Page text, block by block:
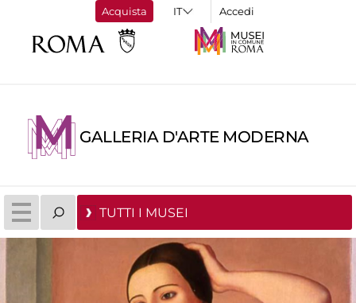
Acquista Accedi
GALLERIA D'ARTE MODERNA
TUTTI I MUSEI